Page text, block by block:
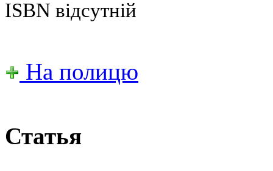
ISBN відсутній
На полицю
Статья